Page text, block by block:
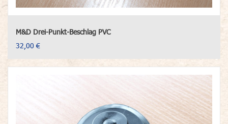
M&D Drei-Punkt-Beschlag PVC
32,00 €